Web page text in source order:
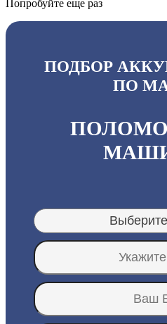
Попробуйте еще раз
ПОДБОР
ПО